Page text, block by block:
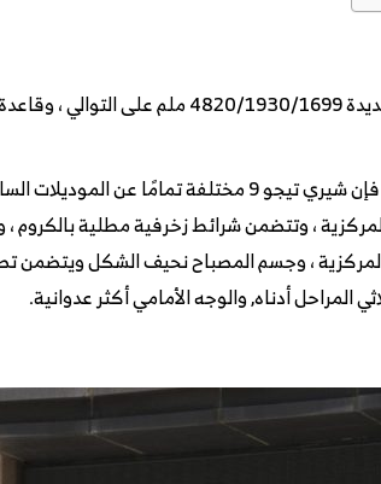
2820 ملم.
من حيث الشكل والتصميم الخارجي، فإن شيري
، وتتضمن شرائط زخرفية مطلية بالكروم ،
أدناه, والوجه الأمامي أكثر عدوانية.